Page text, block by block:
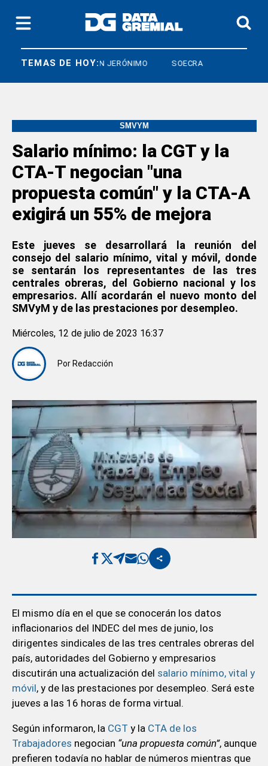
TEMAS DE HOY:
CRISTIAN JERÓNIMO SOECRA
SMVYM
Salario mínimo: la CGT y la
CTA-T negocian "una
propuesta común" y la CTA-A
exigirá un 55% de mejora
Este jueves se desarrollará la reunión del
consejo del salario mínimo, vital y móvil, donde
se sentarán los representantes de las tres
centrales obreras, del Gobierno nacional y los
empresarios. Allí acordarán el nuevo monto del
SMVyM y de las prestaciones por desempleo.
Por Redacción
Miércoles, 12 de julio de 2023 16:37
El mismo día en el que se conocerán los datos
inflacionarios del INDEC del mes de junio, los
dirigentes sindicales de las tres centrales obreras del
país, autoridades del Gobierno y empresarios
discutirán una actualización del salario mínimo, vital y
móvil, y de las prestaciones por desempleo. Será este
jueves a las 16 horas de forma virtual.
Según informaron, la CGT y la CTA de los
Trabajadores negocian “una propuesta común”, aunque
prefieren todavía no hablar de números mientras que